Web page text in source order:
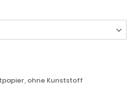
ohne Kunststoff